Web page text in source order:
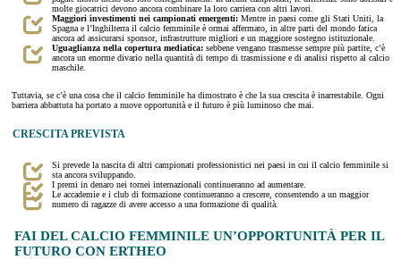
molte giocatrici devono ancora combinare la loro carriera con altri lavori.
Maggiori investimenti nei campionati emergenti: Mentre in paesi come gli Stati Uniti, la
Spagna e l’Inghilterra il calcio femminile è ormai affermato, in altre parti del mondo fatica
ancora ad assicurarsi sponsor, infrastrutture migliori e un maggiore sostegno istituzionale.
Uguaglianza nella copertura mediatica: sebbene vengano trasmesse sempre più partite, c’è
ancora un enorme divario nella quantità di tempo di trasmissione e di analisi rispetto al calcio
maschile.
Tuttavia, se c’è una cosa che il calcio femminile ha dimostrato è che la sua crescita è inarrestabile. Ogni
barriera abbattuta ha portato a nuove opportunità e il futuro è più luminoso che mai.
CRESCITA PREVISTA
Si prevede la nascita di altri campionati professionistici nei paesi in cui il calcio femminile si
sta ancora sviluppando.
I premi in denaro nei tornei internazionali continueranno ad aumentare.
Le accademie e i club di formazione continueranno a crescere, consentendo a un maggior
numero di ragazze di avere accesso a una formazione di qualità.
FAI DEL CALCIO FEMMINILE UN’OPPORTUNITÀ PER IL
FUTURO CON ERTHEO